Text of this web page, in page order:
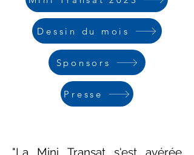
Dessin du mois
Sponsors
Presse
"La Mini Transat s'est avérée